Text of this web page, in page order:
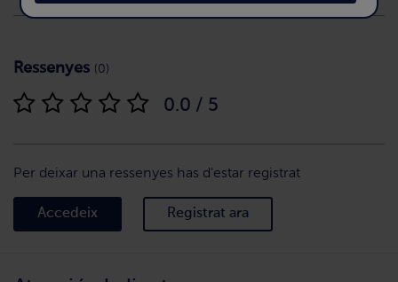
Ressenyes (0)
0.0 / 5
Per deixar una ressenyes has d'estar registrat
Accedeix Registrat ara